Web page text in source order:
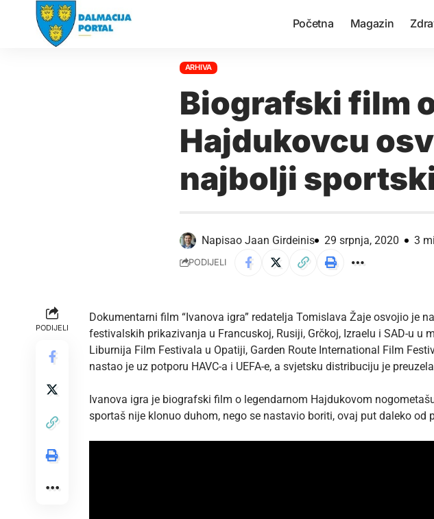
Početna Magazin
ARHIVA
Biografski film
Hajdukovcu
najbolji
Napisao Jaan Girdeinis 29 srpnja, 2020 3
PODIJELI
PODIJELI
Dokumentarni film “Ivanova igra” redatelja Tomislava Žaje osvojio je
festivalskih prikazivanja u Francuskoj, Rusiji, Grčkoj, Izraelu i SAD-u
Liburnija Film Festivala u Opatiji, Garden Route International Film
nastao je uz potporu HAVC-a i UEFA-e, a svjetsku distribuciju je
Ivanova igra je biografski film o legendarnom Hajdukovom
sportaš nije klonuo duhom, nego se nastavio boriti, ovaj put daleko